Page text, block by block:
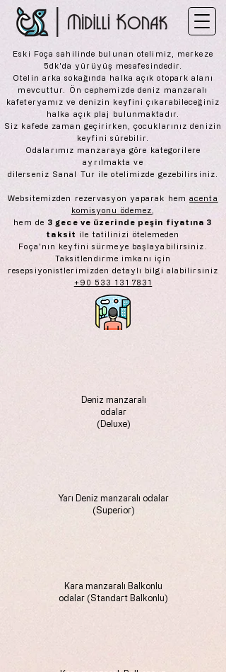
Eski Foça sahilinde bulunan otelimiz, merkeze
5dk'da yürüyüş mesafesindedir.
Otelin arka sokağında halka açık otopark alanı
mevcuttur. Ön cephemizde deniz manzaralı
kafeteryamız ve denizin keyfini çıkarabileceğiniz
halka açık plaj bulunmaktadır.
Siz kafede zaman geçirirken, çocuklarınız denizin
keyfini sürebilir.
Odalarımız manzaraya göre kategorilere
ayrılmakta ve
dilerseniz Sanal Tur ile otelimizde gezebilirsiniz.
Websitemizden rezervasyon yaparak hemacenta
komisyonu ödemez
hem de 3 gece ve üzerinde peşin fiyatına 3
taksit ile tatilinizi ötelemeden
Foça'nın keyfini sürmeye başlayabilirsiniz.
Taksitlendirme imkanı için
resepsiyonistlerimizden detaylı bilgi alabilirsiniz
+90 533 131 7831
Deniz manzaralı
odalar
(Deluxe)
Yarı Deniz manzaralı odalar
(Superior)
Kara manzaralı Balkonlu
odalar (Standart Balkonlu)